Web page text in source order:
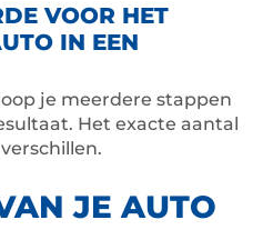
VOOR HET
IN EEN
je meerdere stappen
Het exacte aantal
JE AUTO